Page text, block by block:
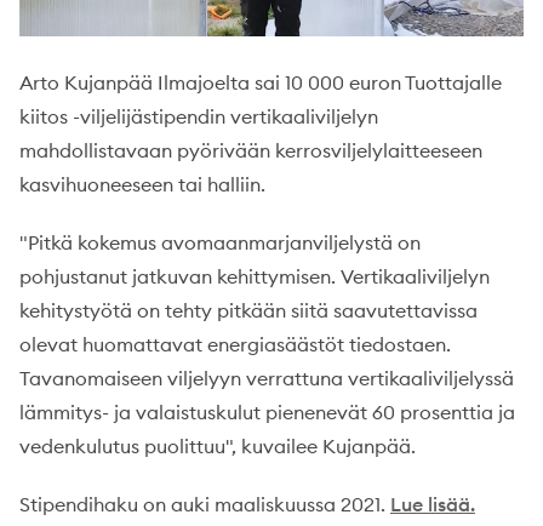
Arto Kujanpää Ilmajoelta sai 10 000 euron Tuottajalle
kiitos -viljelijästipendin vertikaaliviljelyn
mahdollistavaan pyörivään kerrosviljelylaitteeseen
kasvihuoneeseen tai halliin.
"Pitkä kokemus avomaanmarjanviljelystä on
pohjustanut jatkuvan kehittymisen. Vertikaaliviljelyn
kehitystyötä on tehty pitkään siitä saavutettavissa
olevat huomattavat energiasäästöt tiedostaen.
Tavanomaiseen viljelyyn verrattuna vertikaaliviljelyssä
lämmitys- ja valaistuskulut pienenevät 60 prosenttia ja
vedenkulutus puolittuu", kuvailee Kujanpää.
Stipendihaku on auki maaliskuussa 2021. Lue lisää.